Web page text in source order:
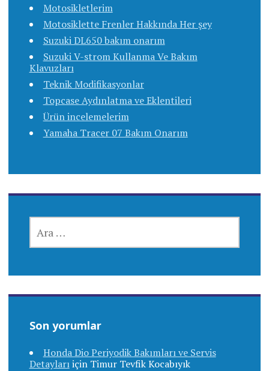
Motosikletlerim
Motosiklette Frenler Hakkında Her şey
Suzuki DL650 bakım onarım
Suzuki V-strom Kullanma Ve Bakım
Klavuzları
Teknik Modifikasyonlar
Topcase Aydınlatma ve Eklentileri
Ürün incelemelerim
Yamaha Tracer 07 Bakım Onarım
Son yorumlar
Honda Dio Periyodik Bakımları ve Servis
Detaylarıiçin Timur Tevfik Kocabıyık